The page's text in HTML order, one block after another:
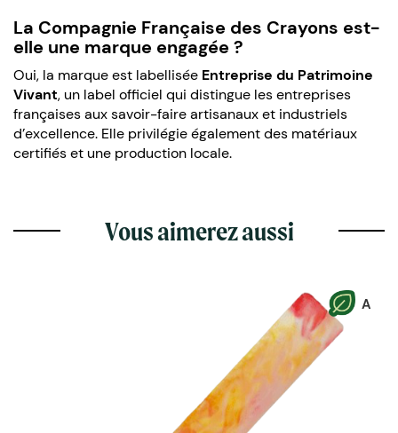
La Compagnie Française des Crayons est-
elle une marque engagée ?
Oui, la marque est labellisée Entreprise du Patrimoine
Vivant, un label officiel qui distingue les entreprises
françaises aux savoir-faire artisanaux et industriels
d’excellence. Elle privilégie également des matériaux
certifiés et une production locale.
Vous aimerez aussi
A